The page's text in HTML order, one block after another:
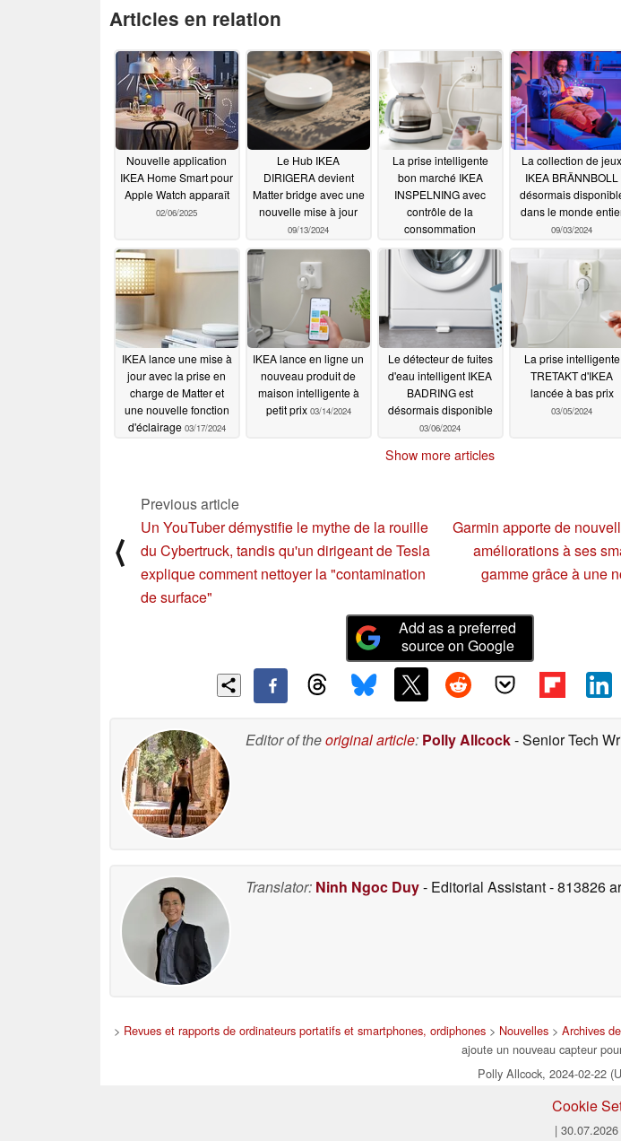
Articles en relation
Nouvelle application
IKEA Home Smart pour
Apple Watch apparaît
02/06/2025
Le Hub IKEA
DIRIGERA devient
Matter bridge avec une
nouvelle mise à jour
09/13/2024
La prise intelligente
bon marché IKEA
INSPELNING avec
contrôle de la
consommation
désormais disponible
09/12/2024
La collection de jeux
IKEA BRÄNNBOLL
désormais
dans le monde
09/03/2024
IKEA lance une mise à
jour avec la prise en
charge de Matter et
une nouvelle fonction
d'éclairage 03/17/2024
IKEA lance en ligne un
nouveau produit de
maison intelligente à
petit prix 03/14/2024
Le détecteur de fuites
d'eau intelligent IKEA
BADRING est
désormais disponible
03/06/2024
La prise intelligente
TRETAKT d'IKEA
lancée à bas prix
03/05/2024
Show more articles
⟨
Previous article
Un YouTuber démystifie le mythe de la rouille
du Cybertruck, tandis qu'un dirigeant de Tesla
explique comment nettoyer la "contamination
de surface"
Garmin apporte de
améliorations à ses
gamme grâce à une
Add as a preferred
source on Google
Editor of theoriginal article: Polly Allcock- Senior Tech
Translator: Ninh Ngoc Duy- Editorial Assistant- 813826
> Revues et rapports de ordinateurs portatifs et smartphones, ordiphones > Nouvelles > Archives
ajoute un nouveau capteur
Polly Allcock, 2024-02-22
Cookie
|